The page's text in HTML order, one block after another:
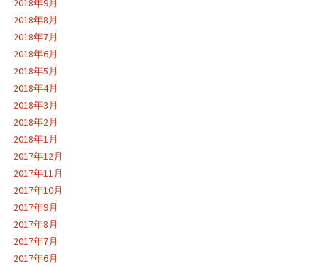
2018年9月
2018年8月
2018年7月
2018年6月
2018年5月
2018年4月
2018年3月
2018年2月
2018年1月
2017年12月
2017年11月
2017年10月
2017年9月
2017年8月
2017年7月
2017年6月